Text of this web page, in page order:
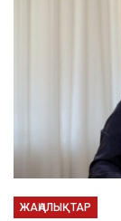
ЖАҢАЛЫҚТАР